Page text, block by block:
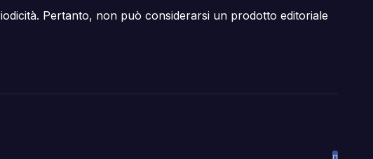
Pertanto, non può considerarsi un prodotto editoriale